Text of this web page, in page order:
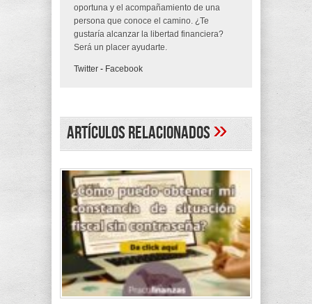
oportuna y el acompañamiento de una
persona que conoce el camino. ¿Te
gustaría alcanzar la libertad financiera?
Será un placer ayudarte.
Twitter - Facebook
Artículos Relacionados»